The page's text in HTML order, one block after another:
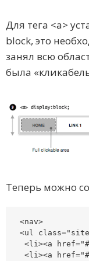
Для тега <a>
block, это
занял всю
была
Теперь можно
<nav>
<ul
<li><a
<li><a